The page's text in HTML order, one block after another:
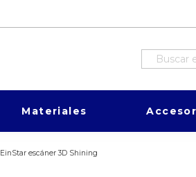
Materiales
EinStar escáner 3D Shining